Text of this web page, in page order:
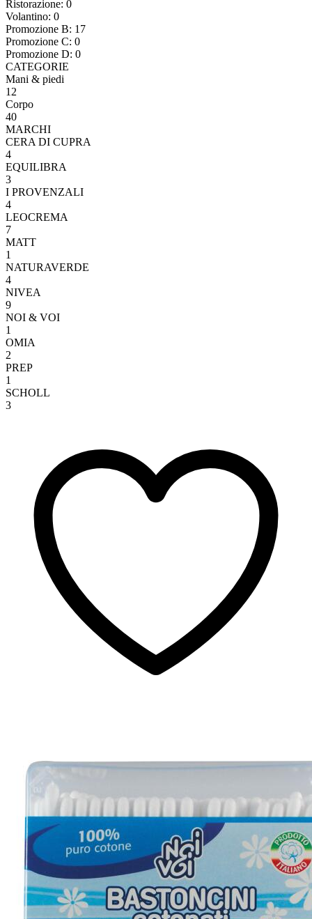
Ristorazione: 0
Volantino: 0
Promozione B: 17
Promozione C: 0
Promozione D: 0
CATEGORIE
Mani & piedi
12
Corpo
40
MARCHI
CERA DI CUPRA
4
EQUILIBRA
3
I PROVENZALI
4
LEOCREMA
7
MATT
1
NATURAVERDE
4
NIVEA
9
NOI & VOI
1
OMIA
2
PREP
1
SCHOLL
3